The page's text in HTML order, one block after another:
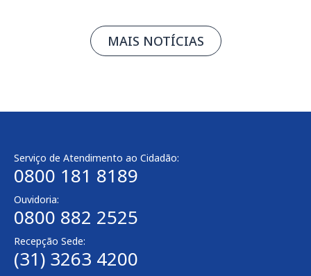
MAIS NOTÍCIAS
Serviço de Atendimento ao Cidadão:
0800 181 8189
Ouvidoria:
0800 882 2525
Recepção Sede:
(31) 3263 4200